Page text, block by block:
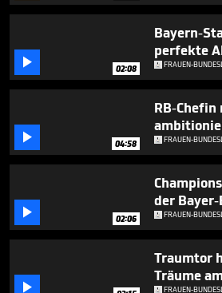
 02:08
Bayern-
perfekte
FRAUEN-
 04:58
RB-
FRAUEN-
 02:06
der Bayer-
FRAUEN-

Traumtor
Träume
FRAUEN-